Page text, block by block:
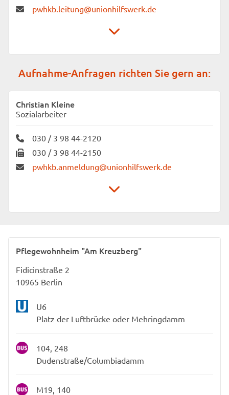
pwhkb.leitung@unionhilfswerk.de
Unionhilfswerk Senioreneinrichtungen gGmbH
Pflegewohnheim „Am Kreuzberg“
Aufnahme-Anfragen richten Sie gern an:
Christian Kleine
Sozialarbeiter
030 / 3 98 44-2120
030 / 3 98 44-2150
pwhkb.anmeldung@unionhilfswerk.de
Unionhilfswerk Senioreneinrichtungen gGmbH
10965 Berlin
Pflegewohnheim "Am Kreuzberg"
Fidicinstraße 2
10965 Berlin
U6
Platz der Luftbrücke oder Mehringdamm
104, 248
Dudenstraße/Columbiadamm
M19, 140